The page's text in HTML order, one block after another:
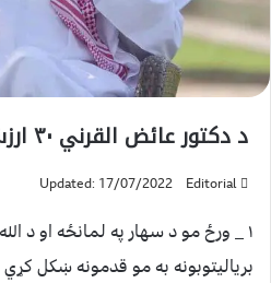
د دکتور عائض القرني ۳۰ ارزښتمن نصیحتونه!
Editorial
Updated: 17/07/2022
۱ _ ورځ مو د سهار په لمانځه او د
بریالیتوبونه به مو قدمونه ښکل کړي